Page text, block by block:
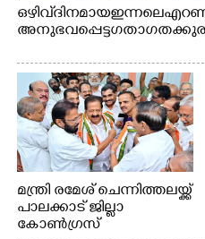
ഒഴിവ് ദിനമായ ഇന്നലെ
അനുഭവപ്പെട്ട
മന്ത്രി രമേശ് ചെന്നിത്തലയ്ക്ക്
പാലക്കാട് ജില്ലാ
കോൺഗ്രസ്